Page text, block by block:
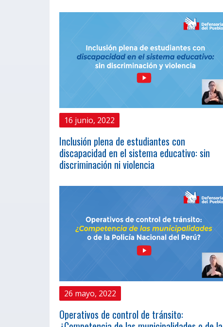
16 junio, 2022
Inclusión plena de estudiantes con
discapacidad en el sistema educativo: sin
discriminación ni violencia
26 mayo, 2022
Operativos de control de tránsito: